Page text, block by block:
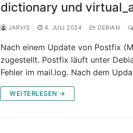
dictionary und
JARVIS 4. JULI 2024 DEBIAN
Nach einem Update von Postfix
zugestellt. Postfix läuft unter
Fehler im mail.log. Nach dem
WEITERLESEN →